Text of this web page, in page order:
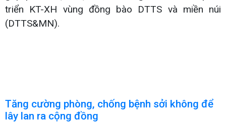
triển KT-XH vùng đồng bào DTTS và miền núi
(DTTS&MN).
Tăng cường phòng, chống bệnh sởi không để
lây lan ra cộng đồng